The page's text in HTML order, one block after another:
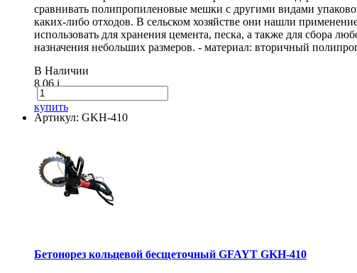
сравнивать полипропиленовые мешки с другими видами
каких-либо отходов. В сельском хозяйстве они нашли
использовать для хранения цемента, песка, а также для сбора
назначения небольших размеров. - материал: вторичный
В Наличии
8.06i
купить
Артикул: GKH-410
Бетонорез кольцевой бесщеточный GFAYT GKH-410